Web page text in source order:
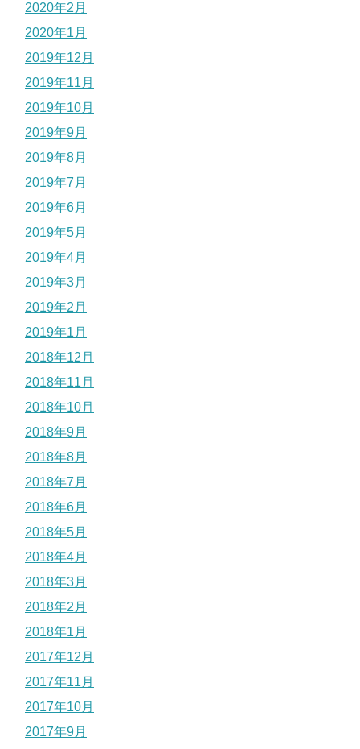
2020年2月
2020年1月
2019年12月
2019年11月
2019年10月
2019年9月
2019年8月
2019年7月
2019年6月
2019年5月
2019年4月
2019年3月
2019年2月
2019年1月
2018年12月
2018年11月
2018年10月
2018年9月
2018年8月
2018年7月
2018年6月
2018年5月
2018年4月
2018年3月
2018年2月
2018年1月
2017年12月
2017年11月
2017年10月
2017年9月